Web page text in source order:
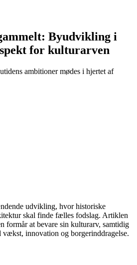
Byudvikling i
for kulturarven
ambitioner mødes i hjertet af
udvikling, hvor historiske
skal finde fælles fodslag. Artiklen
formår at bevare sin kulturarv, samtidig
vækst, innovation og borgerinddragelse.